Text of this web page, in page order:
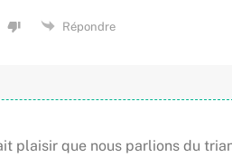
Répondre
plaisir que nous parlions du